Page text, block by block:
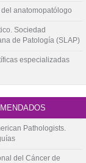
anatomopatólogo
Sociedad
de Patología (SLAP)
especializadas
Pathologists.
del Cáncer de